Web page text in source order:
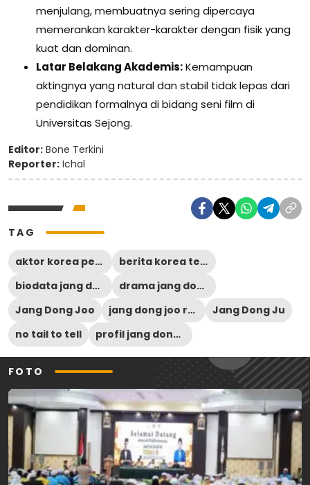
menjulang, membuatnya sering dipercaya
memerankan karakter-karakter dengan fisik yang
kuat dan dominan.
Latar Belakang Akademis:Kemampuan
aktingnya yang natural dan stabil tidak lepas dari
pendidikan formalnya di bidang seni film di
Universitas Sejong.
Editor: Bone Terkini
Reporter: Ichal
TAG
aktor korea pensiun
berita korea terbaru
biodata jang dong joo
drama jang dong joo
Jang Dong Joo
jang dong joo resmi pensiun
Jang Dong Ju
no tail to tell
profil jang dong joo
FOTO